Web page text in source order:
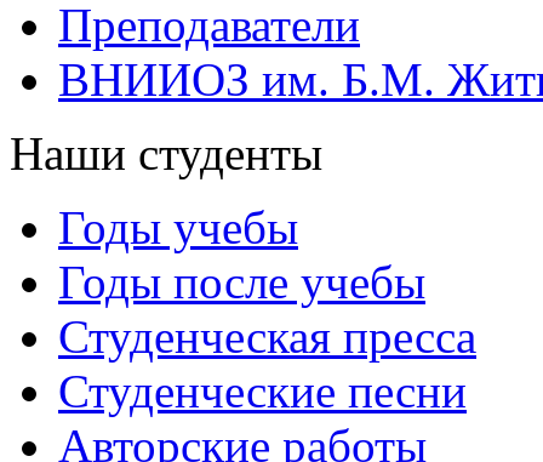
Преподаватели
ВНИИОЗ им. Б.М.
Наши студенты
Годы учебы
Годы после учебы
Студенческая пресса
Студенческие песни
Авторские работы